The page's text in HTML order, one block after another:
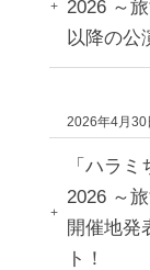
2026 ～
以降の公
2026年4月30
「ハラ
2026 ～
開催地発
ト！